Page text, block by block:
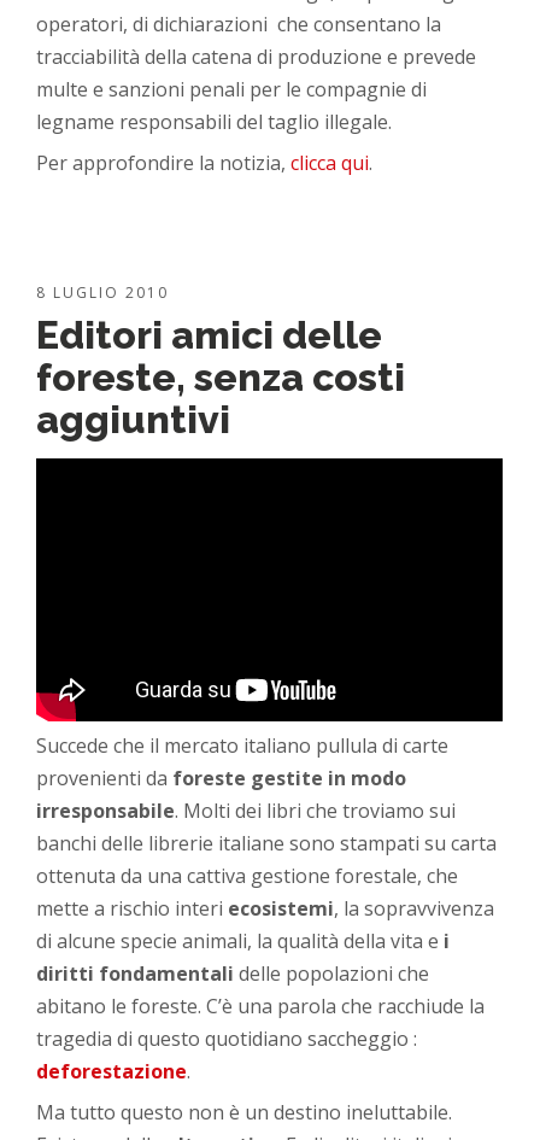
operatori, di dichiarazioni che consentano la
tracciabilità della catena di produzione e prevede
multe e sanzioni penali per le compagnie di
legname responsabili del taglio illegale.
Per approfondire la notizia,clicca qui.
8 LUGLIO 2010
Editori amici delle
foreste, senza costi
aggiuntivi
Succede che il mercato italiano pullula di carte
provenienti da foreste gestite in modo
irresponsabile. Molti dei libri che troviamo sui
banchi delle librerie italiane sono stampati su carta
ottenuta da una cattiva gestione forestale, che
mette a rischio interi ecosistemi, la sopravvivenza
di alcune specie animali, la qualità della vita e i
diritti fondamentali delle popolazioni che
abitano le foreste. C’è una parola che racchiude la
tragedia di questo quotidiano saccheggio :
deforestazione.
Ma tutto questo non è un destino ineluttabile.